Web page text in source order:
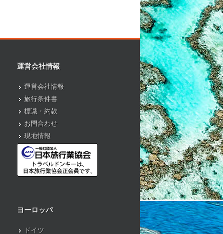
運営会社情報
運営会社情報
旅行条件書
標識・約款
お問合わせ
現地情報
ヨーロッパ
ドイツ